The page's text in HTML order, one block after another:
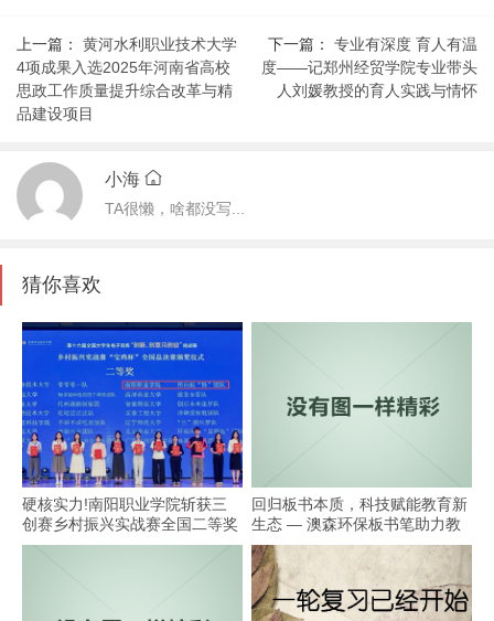
上一篇： 黄河水利职业技术大学
4项成果入选2025年河南省高校
思政工作质量提升综合改革与精
品建设项目
下一篇： 专业有深度 育人有温
度——记郑州经贸学院专业带头
人刘媛教授的育人实践与情怀
小海
TA很懒，啥都没写...
猜你喜欢
硬核实力!南阳职业学院斩获三
创赛乡村振兴实战赛全国二等奖
回归板书本质，科技赋能教育新
生态 — 澳森环保板书笔助力教
学